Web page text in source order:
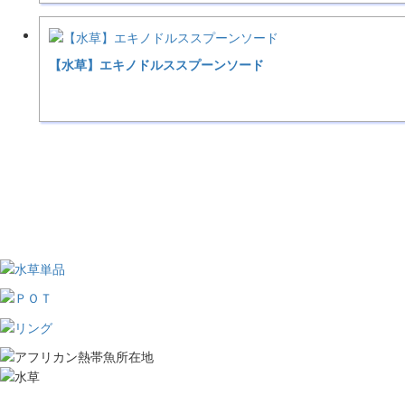
【水草】エキノドルススプーンソード